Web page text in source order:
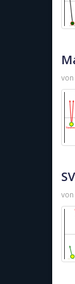
von
von